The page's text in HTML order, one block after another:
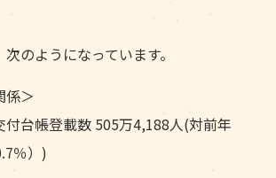
のようになっています。
係＞
台帳登載数 505万4,188人(対前年
％）)